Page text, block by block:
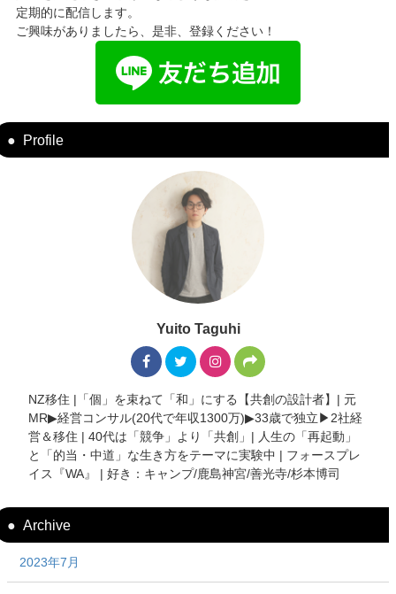
定期的に配信します。
ご興味がありましたら、是非、登録ください！
Profile
Yuito Taguhi
NZ移住 |「個」を束ねて「和」にする【共創の設計者】| 元
MR▶︎経営コンサル(20代で年収1300万)▶︎33歳で独立▶︎2社経
営＆移住 | 40代は「競争」より「共創」| 人生の「再起動」
と「的当・中道」な生き方をテーマに実験中 | フォースプレ
イス『WA』 | 好き：キャンプ/鹿島神宮/善光寺/杉本博司
Archive
2023年7月